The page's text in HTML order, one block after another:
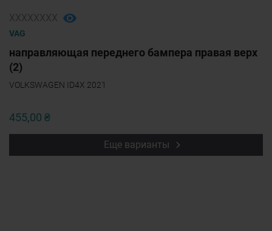
VAG
направляющая переднего бампера правая верх
(2)
VOLKSWAGEN ID4X 2021
455,00 ₴
Еще варианты